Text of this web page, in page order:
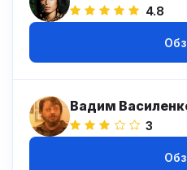
4.8
Вадим
3